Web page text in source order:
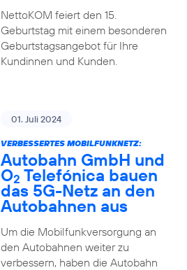
NettoKOM feiert den 15.
Geburtstag mit einem besonderen
Geburtstagsangebot für Ihre
Kundinnen und Kunden.
01. Juli 2024
VERBESSERTES MOBILFUNKNETZ:
Autobahn GmbH und
O2 Telefónica bauen
das 5G-Netz an den
Autobahnen aus
Um die Mobilfunkversorgung an
den Autobahnen weiter zu
verbessern, haben die Autobahn